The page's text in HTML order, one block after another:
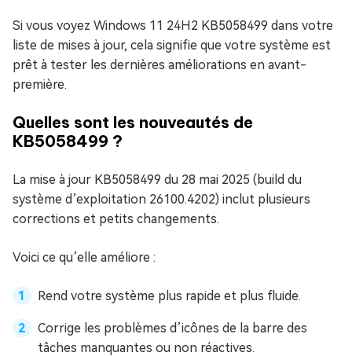
Si vous voyez Windows 11 24H2 KB5058499 dans votre
liste de mises à jour, cela signifie que votre système est
prêt à tester les dernières améliorations en avant-
première.
Quelles sont les nouveautés de
KB5058499 ?
La mise à jour KB5058499 du 28 mai 2025 (build du
système d’exploitation 26100.4202) inclut plusieurs
corrections et petits changements.
Voici ce qu’elle améliore :
Rend votre système plus rapide et plus fluide.
Corrige les problèmes d’icônes de la barre des
tâches manquantes ou non réactives.